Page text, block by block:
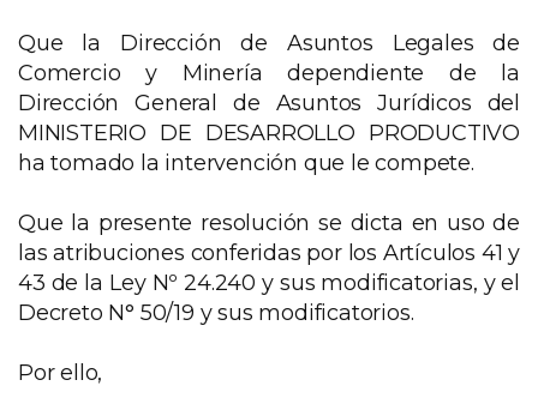
Que la Dirección de Asuntos Legales de
Comercio y Minería dependiente de la
Dirección General de Asuntos Jurídicos del
MINISTERIO DE DESARROLLO PRODUCTIVO
ha tomado la intervención que le compete.
Que la presente resolución se dicta en uso de
las atribuciones conferidas por los Artículos 41 y
43 de la Ley Nº 24.240 y sus modificatorias, y el
Decreto N° 50/19 y sus modificatorios.
Por ello,